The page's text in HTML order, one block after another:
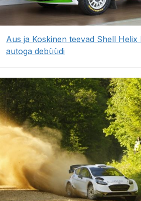
Aus ja Koskinen teevad Shell Helix
autoga debüüdi